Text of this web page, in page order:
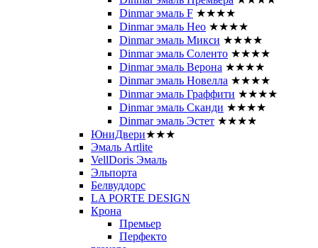
Dinmar эмаль F ★★★★
Dinmar эмаль Нео ★★★★
Dinmar эмаль Микси ★★★★
Dinmar эмаль Соленто ★★★★
Dinmar эмаль Верона ★★★★
Dinmar эмаль Новелла ★★★★
Dinmar эмаль Граффити ★★★★
Dinmar эмаль Сканди ★★★★
Dinmar эмаль Эстет ★★★★
ЮниДвери★★★
Эмаль Artlite
VellDoris Эмаль
Эльпорта
Белвуддорс
LA PORTE DESIGN
Крона
Премьер
Перфекто